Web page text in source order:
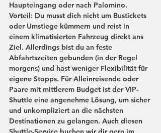
Haupteingang oder nach Palomino.
Vorteil: Du musst dich nicht um Bustickets
oder Umstiege kümmern und reist in
einem klimatisierten Fahrzeug direkt ans
Ziel. Allerdings bist du an feste
Abfahrtszeiten gebunden (in der Regel
morgens) und hast weniger Flexibilität für
eigene Stopps. Für Alleinreisende oder
Paare mit mittlerem Budget ist der VIP-
Shuttle eine angenehme Lösung, um sicher
und unkompliziert an die nächsten
Destinationen zu gelangen. Auch diesen